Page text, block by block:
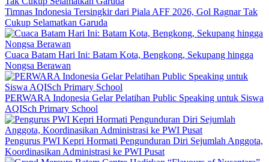
Timnas Indonesia Tersingkir dari Piala AFF 2026, Gol Ragnar Tak
Cukup Selamatkan Garuda
Cuaca Batam Hari Ini: Batam Kota, Bengkong, Sekupang hingga
Nongsa Berawan
PERWARA Indonesia Gelar Pelatihan Public Speaking untuk Siswa
AQISch Primary School
Pengurus PWI Kepri Hormati Pengunduran Diri Sejumlah Anggota,
Koordinasikan Administrasi ke PWI Pusat